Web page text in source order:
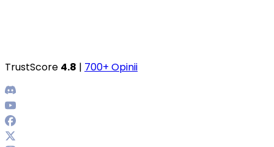
TrustScore 4.8 | 700+ Opinii